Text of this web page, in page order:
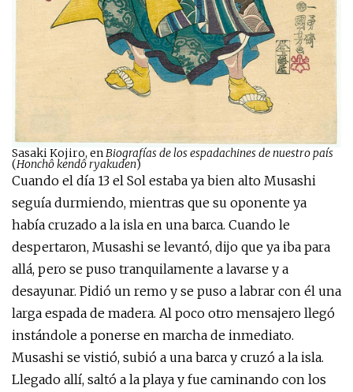
Sasaki Kojiro, enBiografías de los espadachines de nuestro país
(Honchô kendô ryakuden)
Cuando el día 13 el Sol estaba ya bien alto Musashi
seguía durmiendo, mientras que su oponente ya
había cruzado a la isla en una barca. Cuando le
despertaron, Musashi se levantó, dijo que ya iba para
allá, pero se puso tranquilamente a lavarse y a
desayunar. Pidió un remo y se puso a labrar con él una
larga espada de madera. Al poco otro mensajero llegó
instándole a ponerse en marcha de inmediato.
Musashi se vistió, subió a una barca y cruzó a la isla.
Llegado allí, saltó a la playa y fue caminando con los